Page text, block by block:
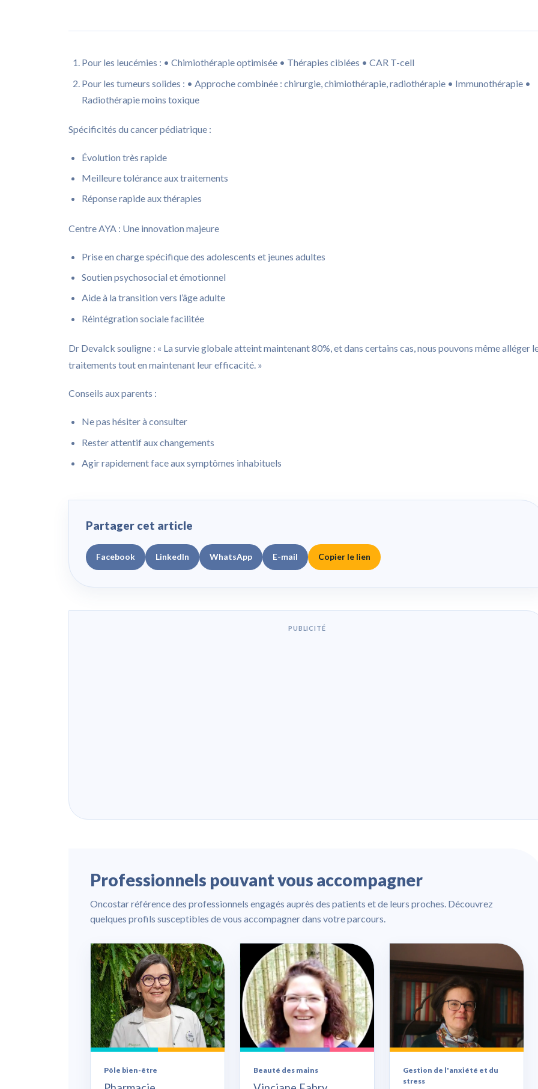
Pour les leucémies : • Chimiothérapie optimisée • Thérapies ciblées • CAR T-cell
Pour les tumeurs solides : • Approche combinée : chirurgie, chimiothérapie, radiothérapie • Immunothérapie •
Radiothérapie moins toxique
Spécificités du cancer pédiatrique :
Évolution très rapide
Meilleure tolérance aux traitements
Réponse rapide aux thérapies
Centre AYA : Une innovation majeure
Prise en charge spécifique des adolescents et jeunes adultes
Soutien psychosocial et émotionnel
Aide à la transition vers l’âge adulte
Réintégration sociale facilitée
Dr Devalck souligne : « La survie globale atteint maintenant 80%, et dans certains cas, nous pouvons même alléger
traitements tout en maintenant leur efficacité. »
Conseils aux parents :
Ne pas hésiter à consulter
Rester attentif aux changements
Agir rapidement face aux symptômes inhabituels
Partager cet article
Facebook LinkedIn WhatsApp E-mail Copier le lien
PUBLICITÉ
Professionnels pouvant vous accompagner
Oncostar référence des professionnels engagés auprès des patients et de leurs proches. Découvrez
quelques profils susceptibles de vous accompagner dans votre parcours.
Pôle bien-être Beauté des mains
Gestion de l'anxiété et du
stress